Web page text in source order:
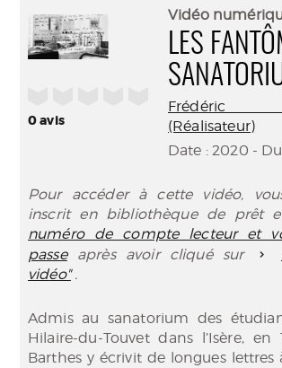
0avis
Vidéo
LES
Frédéric
(Réalisateur)
Date : 2020 -
Pour accéder à cette vidéo,
inscrit en bibliothèque de prêt
numéro de compte lecteur et
passe
après avoir cliqué sur
vidéo" .
Admis au sanatorium des
Hilaire-du-Touvet dans l’Isère, en
Barthes y écrivit de longues lettres